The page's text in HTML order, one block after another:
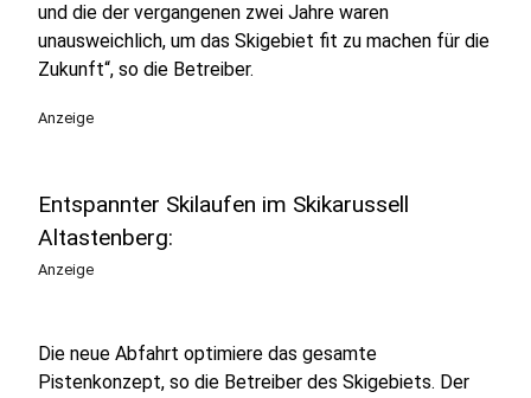
und die der vergangenen zwei Jahre waren
unausweichlich, um das Skigebiet fit zu machen für die
Zukunft“, so die Betreiber.
Anzeige
Entspannter Skilaufen im Skikarussell
Altastenberg:
Anzeige
Die neue Abfahrt optimiere das gesamte
Pistenkonzept, so die Betreiber des Skigebiets. Der